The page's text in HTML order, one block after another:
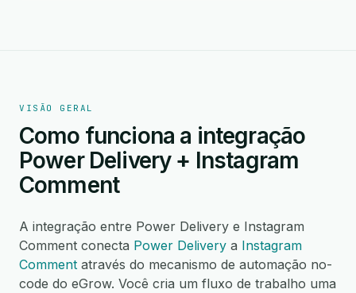
VISÃO GERAL
Como funciona a integração
Power Delivery + Instagram
Comment
A integração entre Power Delivery e Instagram
Comment conecta Power Delivery a Instagram
Comment através do mecanismo de automação no-
code do eGrow. Você cria um fluxo de trabalho uma